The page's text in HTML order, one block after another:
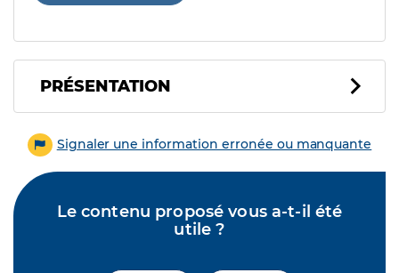
PRÉSENTATION
Signaler une information erronée ou manquante
Le contenu proposé vous a-t-il été
utile ?